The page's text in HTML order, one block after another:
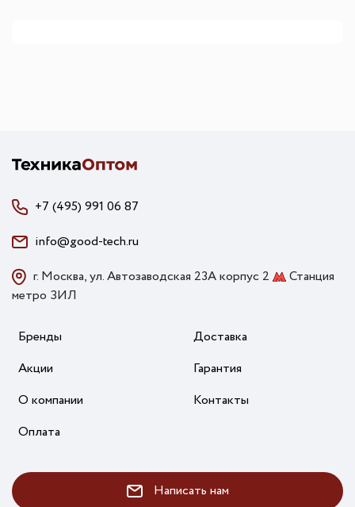
+7 (495) 991 06 87
info@good-tech.ru
г. Москва, ул. Автозаводская 23А корпус 2
Станция
метро ЗИЛ
Бренды
Акции
О компании
Оплата
Доставка
Гарантия
Контакты
Написать нам